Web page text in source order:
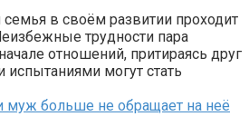
в своём развитии проходит
трудности пара
отношений, притираясь друг
могут стать
муж больше не обращает на неё